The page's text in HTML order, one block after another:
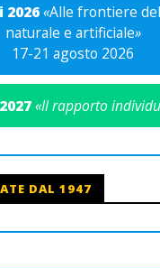
2026«Alle frontiere
naturale e artificiale»
17-21 agosto 2026
«Il rapporto
DAL 1947